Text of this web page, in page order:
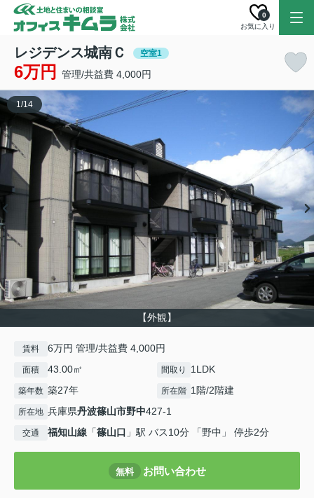
お気に入り
0
レジデンス城南Ｃ 空室1
6万円 管理/共益費 4,000円
【外観】
1/14
賃料 6万円 管理/共益費 4,000円
面積 43.00㎡ 間取り 1LDK
築年数 築27年 所在階 1階/2階建
所在地 兵庫県丹波篠山市野中427-1
交通 福知山線 「篠山口 」駅 バス10分 「野中」 停歩2分
無料 お問い合わせ